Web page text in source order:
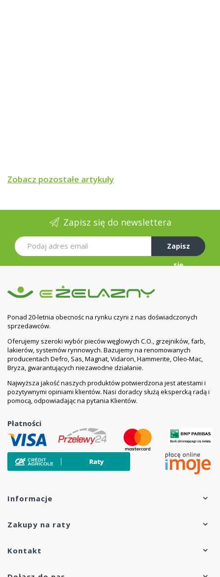
Zobacz pozostałe artykuły
Zapisz się do newslettera
Zapisz
się
Ponad 20-letnia obecnośc na rynku czyni z nas doświadczonych
sprzedawców.
Oferujemy szeroki wybór pieców węglowych C.O., grzejników, farb,
lakierów, systemów rynnowych. Bazujemy na renomowanych
producentach Defro, Sas, Magnat, Vidaron, Hammerite, Oleo-Mac,
Bryza, gwarantujących niezawodne działanie.
Najwyższa jakość naszych produktów potwierdzona jest atestami i
pozytywnymi opiniami klientów. Nasi doradcy służą ekspercką radą i
pomocą, odpowiadając na pytania Klientów.
Płatności
Informacje
Zakupy na raty
Kontakt